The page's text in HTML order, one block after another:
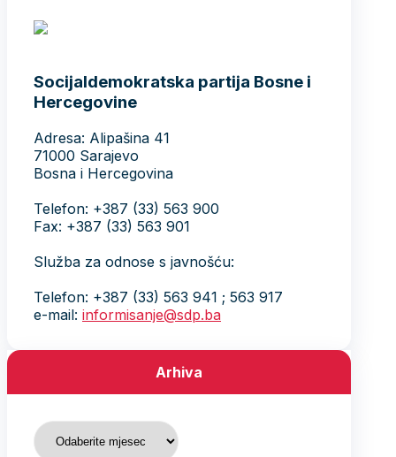
Socijaldemokratska partija Bosne i
Hercegovine
Adresa: Alipašina 41
71000 Sarajevo
Bosna i Hercegovina
Telefon: +387 (33) 563 900
Fax: +387 (33) 563 901
Služba za odnose s javnošću:
Telefon: +387 (33) 563 941 ; 563 917
e-mail: informisanje@sdp.ba
Arhiva
Arhiva